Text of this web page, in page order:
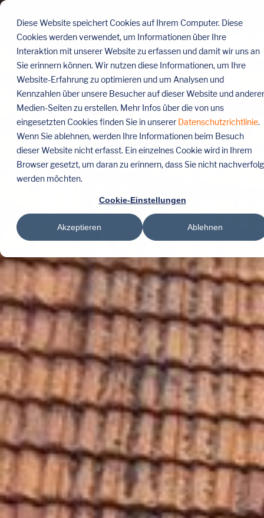
Diese Website speichert Cookies auf Ihrem Computer. Diese
Cookies werden verwendet, um Informationen über Ihre
Interaktion mit unserer Website zu erfassen und damit wir uns an
Sie erinnern können. Wir nutzen diese Informationen, um Ihre
Website-Erfahrung zu optimieren und um Analysen und
Kennzahlen über unsere Besucher auf dieser Website und
Medien-Seiten zu erstellen. Mehr Infos über die von uns
eingesetzten Cookies finden Sie in unserer Datenschutzrichtlinie.
Wenn Sie ablehnen, werden Ihre Informationen beim Besuch
dieser Website nicht erfasst. Ein einzelnes Cookie wird in Ihrem
Browser gesetzt, um daran zu erinnern, dass Sie nicht
werden möchten.
Cookie-Einstellungen
Akzeptieren Ablehnen
Menü
überspringen